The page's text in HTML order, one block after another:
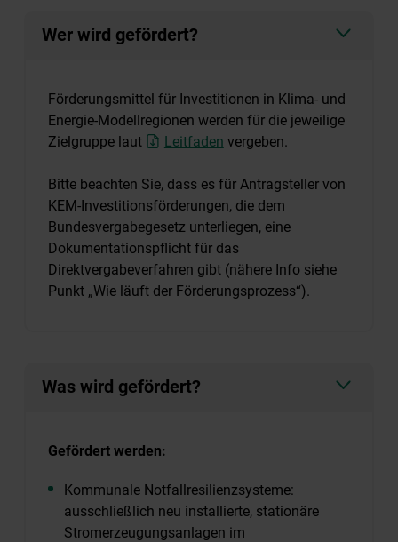
Wer wird gefördert?
Förderungsmittel für Investitionen in Klima- und
Energie-Modellregionen werden für die jeweilige
Zielgruppe laut
Leitfaden vergeben.
Bitte beachten Sie, dass es für Antragsteller von
KEM-Investitionsförderungen, die dem
Bundesvergabegesetz unterliegen, eine
Dokumentationspflicht für das
Direktvergabeverfahren gibt (nähere Info siehe
Punkt „Wie läuft der Förderungsprozess“).
Was wird gefördert?
Gefördert werden:
Kommunale Notfallresilienzsysteme:
ausschließlich neu installierte, stationäre
Stromerzeugungsanlagen im